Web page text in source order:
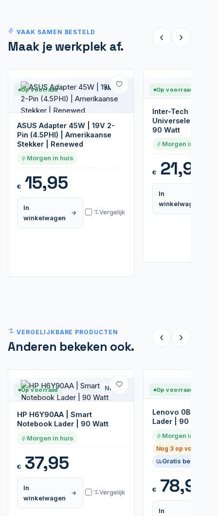
VAAK SAMEN BESTELD
Maak je werkplek af.
‹ ›
Op voorraad Nieuw
ASUS Adapter 45W | 19V 2-
Pin (4.5PHI) | Amerikaanse
Stekker | Renewed
Morgen in huis
€15,95
In
winkelwagen
Vergelijk
Op voorraad
Inter-Tech Sinan
Universele
90 Watt
Morgen in huis
€21,95
In
winkelwagen
VERGELIJKBARE PRODUCTEN
Anderen bekeken ook.
‹ ›
Op voorraad Nieuw
HP H6Y90AA | Smart
Notebook Lader | 90 Watt
Morgen in huis
€37,95
In
winkelwagen
Vergelijk
Op voorraad
Lenovo 0B46998
Lader | 90 Watt
Morgen in huis
Nog 3 op voorraad
Gratis bezorgd
€78,95
In